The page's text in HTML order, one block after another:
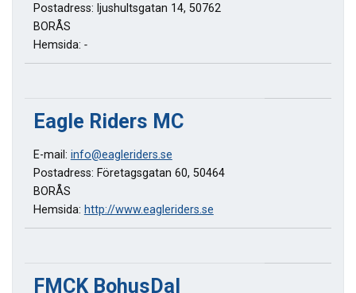
Postadress: ljushultsgatan 14, 50762
BORÅS
Hemsida: -
Eagle Riders MC
E-mail: info@eagleriders.se
Postadress: Företagsgatan 60, 50464
BORÅS
Hemsida: http://www.eagleriders.se
FMCK BohusDal